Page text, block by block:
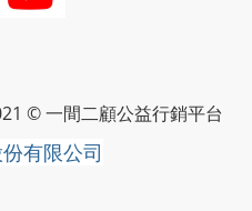
© 一間二顧公益行銷平台
有限公司